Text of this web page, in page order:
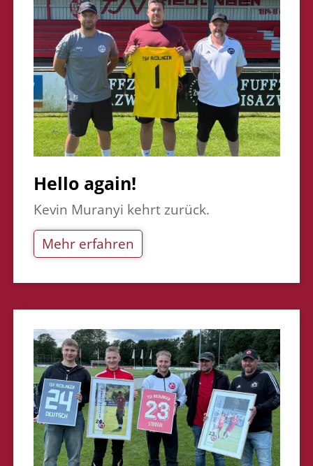
Hello again!
Kevin Muranyi kehrt zurück.
Mehr erfahren